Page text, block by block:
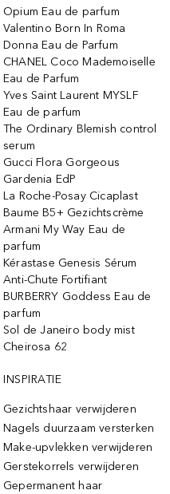
Opium Eau de parfum
Valentino Born In Roma
Donna Eau de Parfum
CHANEL Coco Mademoiselle
Eau de Parfum
Yves Saint Laurent MYSLF
Eau de parfum
The Ordinary Blemish control
serum
Gucci Flora Gorgeous
Gardenia EdP
La Roche-Posay Cicaplast
Baume B5+ Gezichtscrème
Armani My Way Eau de
parfum
Kérastase Genesis Sérum
Anti-Chute Fortifiant
BURBERRY Goddess Eau de
parfum
Sol de Janeiro body mist
Cheirosa 62
INSPIRATIE
Gezichtshaar verwijderen
Nagels duurzaam versterken
Make-upvlekken verwijderen
Gerstekorrels verwijderen
Gepermanent haar